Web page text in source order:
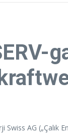
AG („Çalık